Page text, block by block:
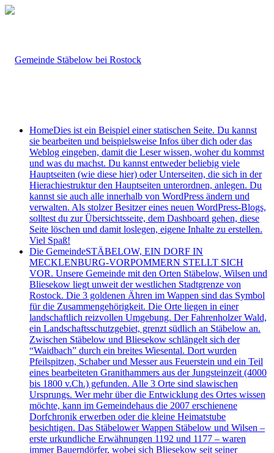
HomeDies ist ein Beispiel einer statischen Seite. Du kannst
sie bearbeiten und beispielsweise Infos über dich oder das
Weblog eingeben, damit die Leser wissen, woher du kommst
und was du machst. Du kannst entweder beliebig viele
Hauptseiten (wie diese hier) oder Unterseiten, die sich in der
Hierachiestruktur den Hauptseiten unterordnen, anlegen. Du
kannst sie auch alle innerhalb von WordPress ändern und
verwalten. Als stolzer Besitzer eines neuen WordPress-Blogs,
solltest du zur Übersichtsseite, dem Dashboard gehen, diese
Seite löschen und damit loslegen, eigene Inhalte zu erstellen.
Viel Spaß!
Die GemeindeSTÄBELOW, EIN DORF IN
MECKLENBURG-VORPOMMERN STELLT SICH
VOR. Unsere Gemeinde mit den Orten Stäbelow, Wilsen und
Bliesekow liegt unweit der westlichen Stadtgrenze von
Rostock. Die 3 goldenen Ähren im Wappen sind das Symbol
für die Zusammengehörigkeit. Die Orte liegen in einer
landschaftlich reizvollen Umgebung. Der Fahrenholzer Wald,
ein Landschaftsschutzgebiet, grenzt südlich an Stäbelow an.
Zwischen Stäbelow und Bliesekow schlängelt sich der
“Waidbach” durch ein breites Wiesental. Dort wurden
Pfeilspitzen, Schaber und Messer aus Feuerstein und ein Teil
eines bearbeiteten Granithammers aus der Jungsteinzeit (4000
bis 1800 v.Ch.) gefunden. Alle 3 Orte sind slawischen
Ursprungs. Wer mehr über die Entwicklung des Ortes wissen
möchte, kann im Gemeindehaus die 2007 erschienene
Dorfchronik erwerben oder die kleine Heimatstube
besichtigen. Das Stäbelower Wappen Stäbelow und Wilsen –
erste urkundliche Erwähnungen 1192 und 1177 – waren
immer Bauerndörfer, wobei sich Bliesekow seit seiner